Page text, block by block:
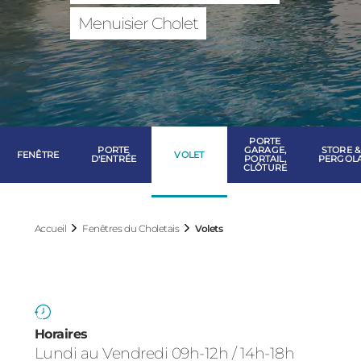
Fenêtres du
Menuisier Cholet
FENÊTRE PORTE
D'ENTRÉE VOLET
PORTE
GARAGE,
PORTAIL,
CLÔTURE
STORE &
Accueil Fenêtres du Choletais Volets
Horaires
Lundi au Vendredi 09h-12h / 14h-18h